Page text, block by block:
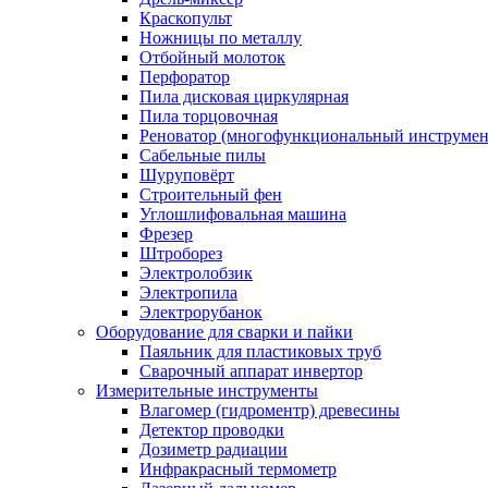
Краскопульт
Ножницы по металлу
Отбойный молоток
Перфоратор
Пила дисковая циркулярная
Пила торцовочная
Реноватор (многофункциональный
Сабельные пилы
Шуруповёрт
Строительный фен
Углошлифовальная машина
Фрезер
Штроборез
Электролобзик
Электропила
Электрорубанок
Оборудование для сварки и пайки
Паяльник для пластиковых труб
Сварочный аппарат инвертор
Измерительные инструменты
Влагомер (гидроментр) древесины
Детектор проводки
Дозиметр радиации
Инфракрасный термометр